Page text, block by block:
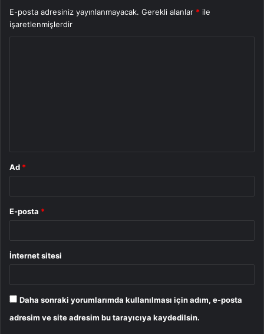
E-posta adresiniz yayınlanmayacak. Gerekli alanlar * ile
işaretlenmişlerdir
Ad *
E-posta *
İnternet sitesi
Daha sonraki yorumlarımda kullanılması için adım, e-posta
adresim ve site adresim bu tarayıcıya kaydedilsin.